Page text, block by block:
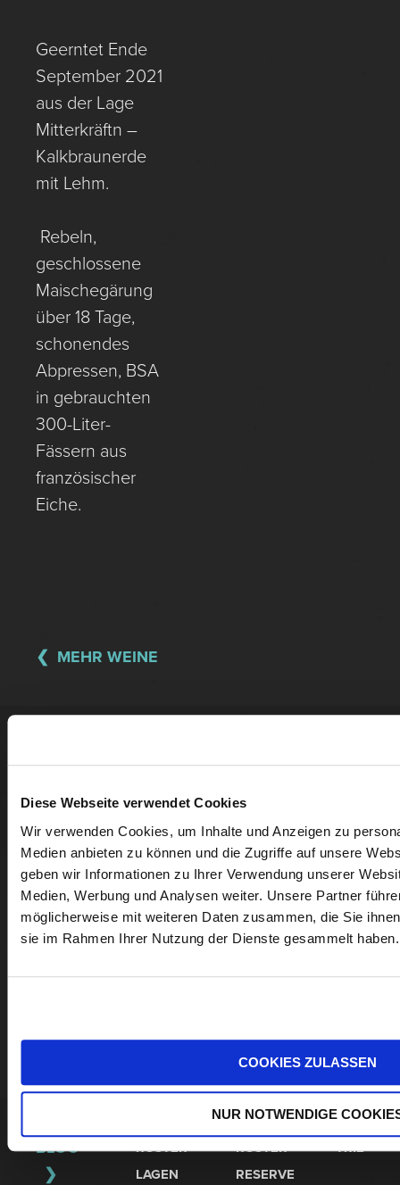
Diese Webseite verwendet Cookies
Wir verwenden Cookies, um Inhalte und Anzeigen zu
Medien anbieten zu können und die Zugriffe auf unsere
geben wir Informationen zu Ihrer Verwendung unserer
Medien, Werbung und Analysen weiter. Unsere Partner
möglicherweise mit weiteren Daten zusammen, die Sie
sie im Rahmen Ihrer Nutzung der Dienste gesammelt haben.
COOKIES ZULASSEN
NUR NOTWENDIGE
Geerntet Ende
September 2021
aus der Lage
Mitterkräftn –
Kalkbraunerde
mit Lehm.
Rebeln,
geschlossene
Maischegärung
über 18 Tage,
schonendes
Abpressen, BSA
in gebrauchten
300-Liter-
Fässern aus
französischer
Eiche.
MEHR WEINE
REGINA
TRIEBAUMER
NEUEGASSE 18,
7071 RUST
8797
Sie
unseren
Newsletter
Sie
uns
auf
+
BLOG
RUSTER
LAGEN
RUSTER
RESERVE
TRIE